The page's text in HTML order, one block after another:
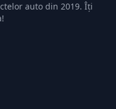
auto din 2019. Îți